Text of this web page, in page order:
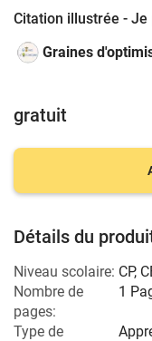
Citation illustrée -
Graines
gratuit
Détails du
Niveau scolaire: CP,
Nombre de
pages:
1
Type de